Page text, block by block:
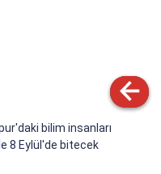
bilim insanları
8 Eylül'de bitecek